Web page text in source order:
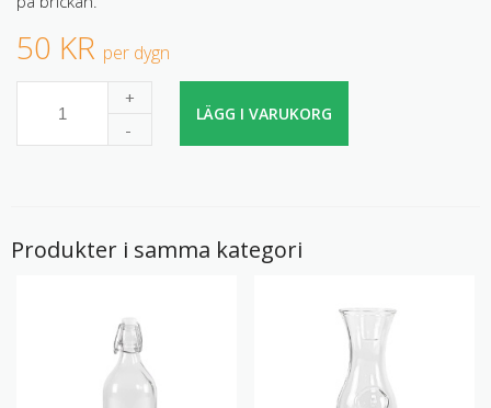
50 KR per dygn
+
-
LÄGG I VARUKORG
Produkter i samma kategori